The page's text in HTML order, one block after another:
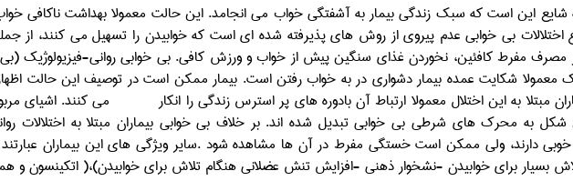
شایع این است که سبک زندگی بیمار به آشفتگی خواب می انجامد. این حالت معمولا بهداشت ناکافی
اختلالات بی خوابی عدم پیروی از روش های پذیرفته شده ای است که خوابیدن را تسهیل می کنند، از
مصرف مفرط کافئین، نخوردن غذای سنگین پیش از خواب و ورزش کافی. بی خوابی روانی-فیزیولوژیک
معمولا شکایت عمده بیمار دشواری در به خواب رفتن است. بیمار ممکن است در توصیف این حالت
مبتلا به این اختلال معمولا ارتباط آن بادوره های پر استرس زندگی را انکار
می کنند. اشیای
به محرک های شرطی بی خوابی تبدیل شده اند. بر خلاف بی خوابی بیماران مبتلا به اختلالات
دارند، ولی ممکن است خستگی مفرط در آن ها مشاهده شود .سایر ویژگی های این بیماران عبارتند
بسیار برای خوابیدن -نشخوار ذهنی -افزایش تنش عضلانی هنگام تلاش برای خوابیدن)،( اتکینسون و